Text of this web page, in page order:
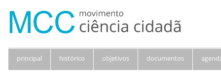
principal histórico objetivos documentos